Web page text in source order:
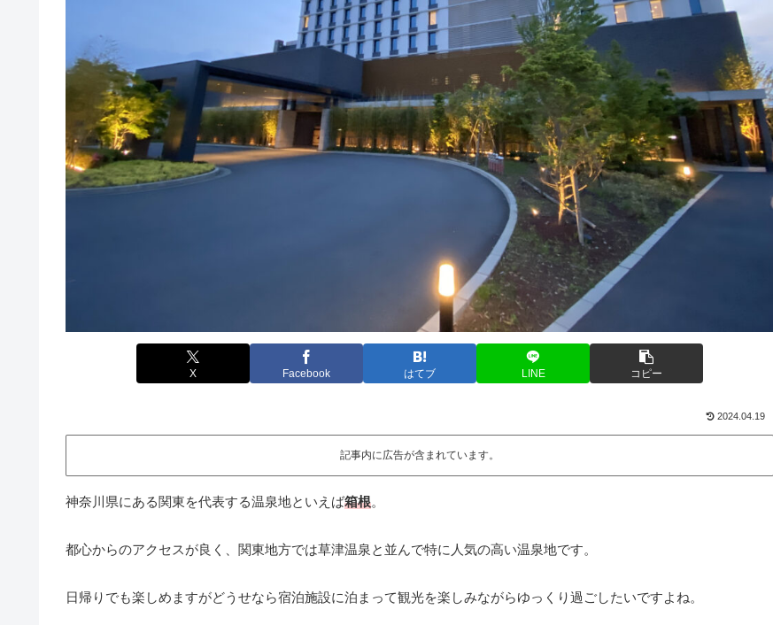
X Facebook はてブ LINE コピー
2024.04.19
記事内に広告が含まれています。
神奈川県にある関東を代表する温泉地といえば箱根。
都心からのアクセスが良く、関東地方では草津温泉と並んで特に人気の高い温泉地です。
日帰りでも楽しめますがどうせなら宿泊施設に泊まって観光を楽しみながらゆっくり過ごしたいですよね。